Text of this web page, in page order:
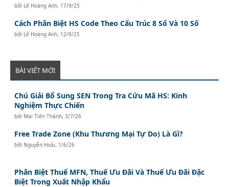
bởi Lê Hoàng Anh, 17/9/25
Cách Phân Biệt HS Code Theo Cấu Trúc 8 Số Và 10 Số
bởi Lê Hoàng Anh, 12/9/25
BÀI VIẾT MỚI
Chú Giải Bổ Sung SEN Trong Tra Cứu Mã HS: Kinh
Nghiệm Thực Chiến
bởi Mai Tiến Thành,3/7/26
Free Trade Zone (Khu Thương Mại Tự Do) Là Gì?
bởi Nguyễn Hoài, 1/6/26
Phân Biệt Thuế MFN, Thuế Ưu Đãi Và Thuế Ưu Đãi Đặc
Biệt Trong Xuất Nhập Khẩu